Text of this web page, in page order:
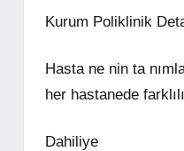
Kurum Poliklinik
Hasta ne nin ta
her hastanede
Dahiliye